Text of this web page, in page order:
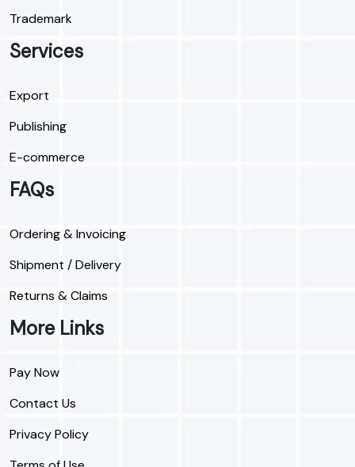
Trademark
Services
Export
Publishing
E-commerce
FAQs
Ordering & Invoicing
Shipment / Delivery
Returns & Claims
More Links
Pay Now
Contact Us
Privacy Policy